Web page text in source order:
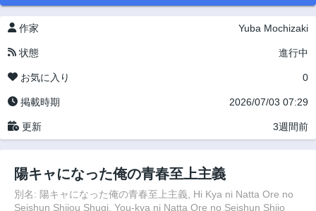
作家 Yuba Mochizaki
状態 進行中
お気に入り 0
掲載時期 2026/07/03 07:29
更新 3週間前
陽キャになった俺の青春至上主義
別名: 陽キャになった俺の青春至上主義, Hi Kya ni Natta Ore no
Seishun Shijou Shugi, You-kya ni Natta Ore no Seishun Shijo